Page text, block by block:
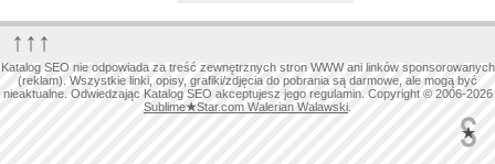
↑↑↑
Katalog SEO nie odpowiada za treść zewnętrznych stron WWW ani linków sponsorowanych
(reklam). Wszystkie linki, opisy, grafiki/zdjęcia do pobrania są darmowe, ale mogą być
nieaktualne. Odwiedzając Katalog SEO akceptujesz jego regulamin. Copyright © 2006-2026
Sublime★Star.com Walerian Walawski